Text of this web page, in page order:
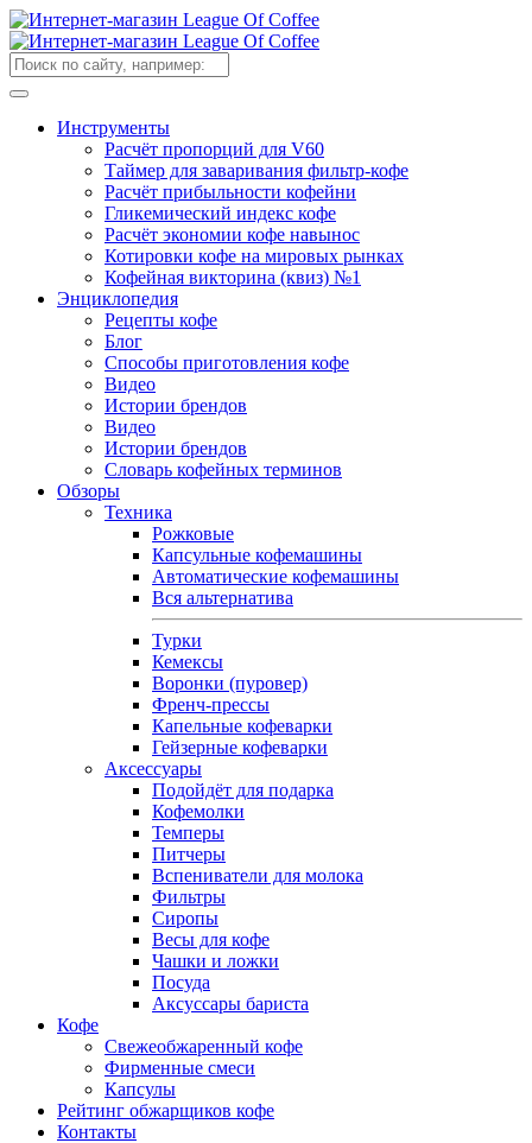
Инструменты
Расчёт пропорций для V60
Таймер для заваривания фильтр-кофе
Расчёт прибыльности кофейни
Гликемический индекс кофе
Расчёт экономии кофе навынос
Котировки кофе на мировых рынках
Кофейная викторина (квиз) №1
Энциклопедия
Рецепты кофе
Блог
Способы приготовления кофе
Видео
Истории брендов
Видео
Истории брендов
Словарь кофейных терминов
Обзоры
Техника
Рожковые
Капсульные кофемашины
Автоматические кофемашины
Вся альтернатива
Турки
Кемексы
Воронки (пуровер)
Френч-прессы
Капельные кофеварки
Гейзерные кофеварки
Аксессуары
Подойдёт для подарка
Кофемолки
Темперы
Питчеры
Вспениватели для молока
Фильтры
Сиропы
Весы для кофе
Чашки и ложки
Посуда
Аксуссары бариста
Кофе
Свежеобжаренный кофе
Фирменные смеси
Капсулы
Рейтинг обжарщиков кофе
Контакты